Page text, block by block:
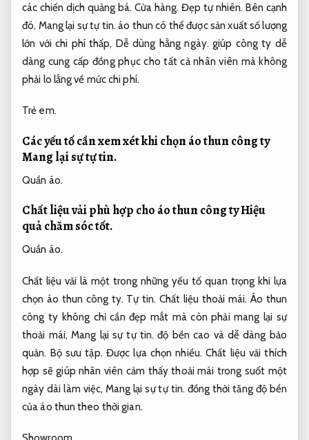
các chiến dịch quảng bá. Cửa hàng. Đẹp tự nhiên. Bên cạnh
đó, Mang lại sự tự tin. áo thun có thể được sản xuất số lượng
lớn với chi phí thấp, Dễ dùng hằng ngày. giúp công ty dễ
dàng cung cấp đồng phục cho tất cả nhân viên mà không
phải lo lắng về mức chi phí.
Trẻ em.
Các yếu tố cần xem xét khi chọn áo thun công ty
Mang lại sự tự tin.
Quần áo.
Chất liệu vải phù hợp cho áo thun công tyHiệu
quả chăm sóc tốt.
Quần áo.
Chất liệu vải là một trong những yếu tố quan trọng khi lựa
chọn áo thun công ty. Tự tin. Chất liệu thoải mái. Áo thun
công ty không chỉ cần đẹp mắt mà còn phải mang lại sự
thoải mái,Mang lại sự tự tin. độ bền cao và dễ dàng bảo
quản. Bộ sưu tập. Được lựa chọn nhiều. Chất liệu vải thích
hợp sẽ giúp nhân viên cảm thấy thoải mái trong suốt một
ngày dài làm việc, Mang lại sự tự tin. đồng thời tăng độ bền
của áo thun theo thời gian.